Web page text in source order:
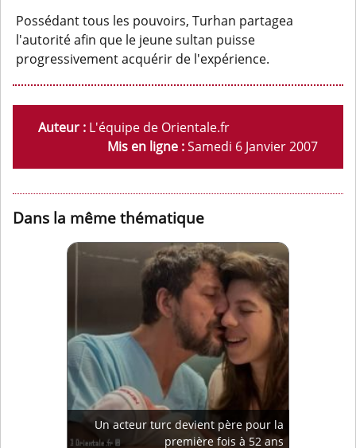
Possédant tous les pouvoirs, Turhan partagea
l'autorité afin que le jeune sultan puisse
progressivement acquérir de l'expérience.
Auteur : L'équipe de Orientale.fr
Mis en ligne :Samedi 6 Janvier 2007
Dans la même thématique
Un acteur turc devient père pour la
première fois à 52 ans